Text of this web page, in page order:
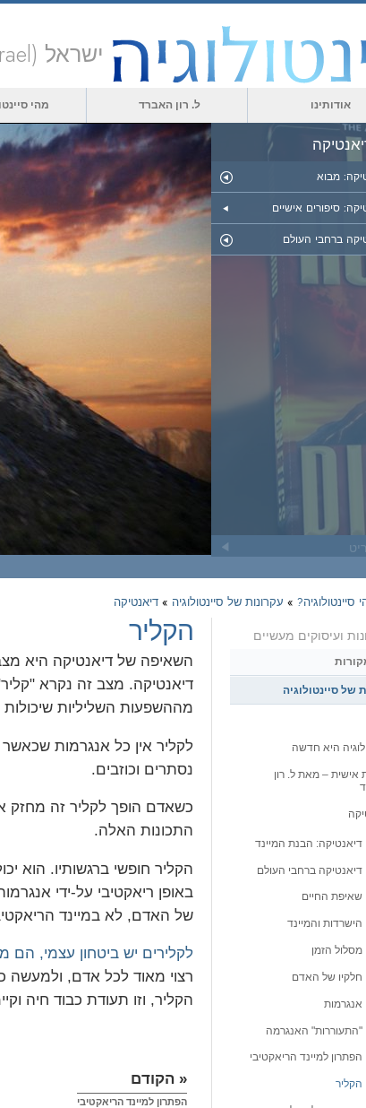
ישראל (Israel)
אודותינו ל. רון האברד מהי
מבוא
סיפורים אישיים
ברחבי העולם
סיינטולוגיה? » עקרונות של סיינטולוגיה » דיאנטיקה
הקליר
השאיפה של דיאנטיקה היא
דיאנטיקה. מצב זה נקרא
מההשפעות השליליות שיכולות
לקליר אין כל אנגרמות שכאשר
נסתרים וכוזבים.
כשאדם הופך לקליר זה מחזק
התכונות האלה.
הקליר חופשי ברגשותיו. הוא
באופן ריאקטיבי על-ידי
של האדם, לא במיינד
לקלירים יש ביטחון עצמי, הם
רצוי מאוד לכל אדם, ולמעשה
הקליר, וזו תעודת כבוד חיה
« הקודם
הפתרון למיינד הריאקטיבי
ועיסוקים מעשיים
של סיינטולוגיה
היא חדשה
אישית – מאת ל. רון
דיאנטיקה: הבנת המיינד
דיאנטיקה ברחבי העולם
שאיפת החיים
הישרדות והמיינד
מסלול הזמן
חלקיו של האדם
אנגרמות
"התעוררות" האנגרמה
הפתרון למיינד הריאקטיבי
הקליר